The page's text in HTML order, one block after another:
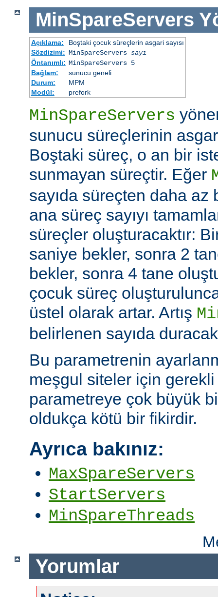
MinSpareServers
Açıklama:
Boştaki çocuk süreçlerin asgari sayısı
Sözdizimi: MinSpareServers sayı
Öntanımlı: MinSpareServers 5
Bağlam:
sunucu geneli
Durum:
MPM
Modül:
prefork
MinSpareServers
sunucu süreçlerinin
Boştaki süreç, o an bir
sunmayan süreçtir. Eğer
sayıda süreçten daha az
ana süreç sayıyı
süreçler oluşturacaktır:
saniye bekler, sonra 2
bekler, sonra 4 tane
çocuk süreç
üstel olarak artar. Artış
belirlenen sayıda
Bu parametrenin
meşgul siteler için
parametreye çok büyük
oldukça kötü bir fikirdir.
Ayrıca bakınız:
MaxSpareServers
StartServers
MinSpareThreads
Yorumlar